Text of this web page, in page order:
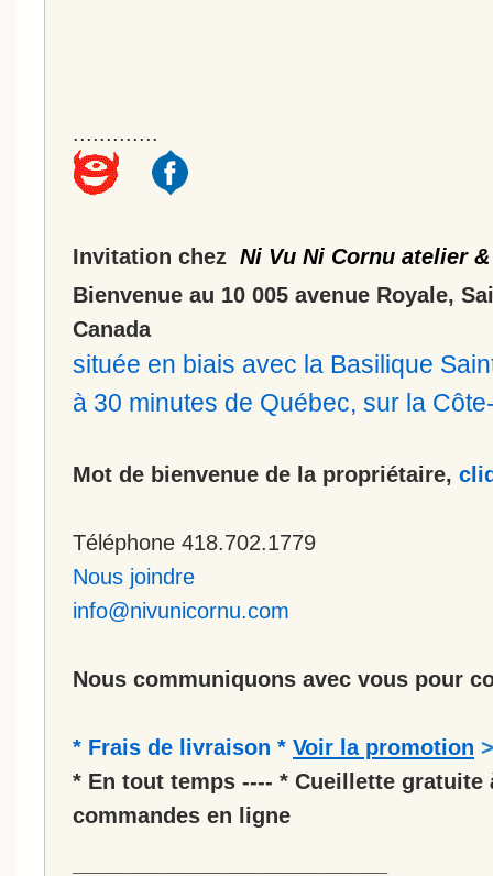
.............
Invitation chez Ni Vu Ni Cornu atelier
Bienvenue au 10 005 avenue Royale,
Canada
située en biais avec la Basilique
à 30 minutes de Québec, sur la
Mot de bienvenue de la propriétaire,
Téléphone 418.702.1779
Nous joindre
info@nivunicornu.com
Nous communiquons avec vous pour
* Frais de livraison * Voir la promotion >
* En tout temps ---- * Cueillette gratuite
commandes en ligne